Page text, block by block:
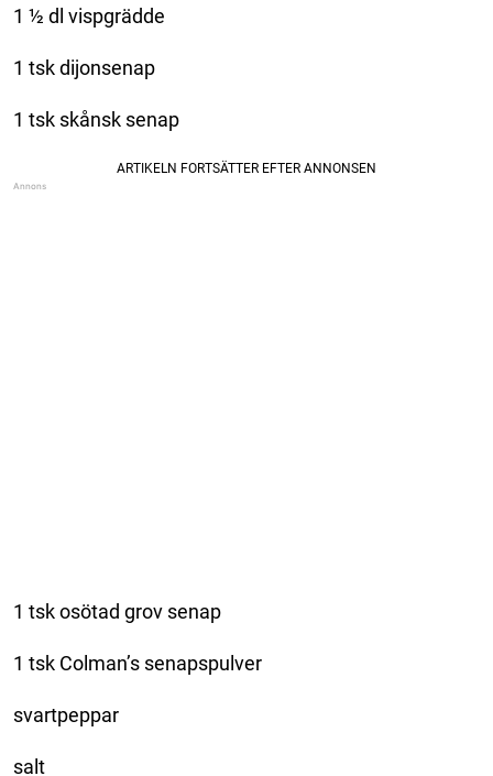
1 ½ dl vispgrädde
1 tsk dijonsenap
1 tsk skånsk senap
1 tsk osötad grov senap
1 tsk Colman’s senapspulver
svartpeppar
salt